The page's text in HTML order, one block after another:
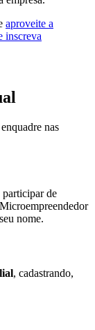
aproveite a
inscreva
nas
de
nome.
, cadastrando,